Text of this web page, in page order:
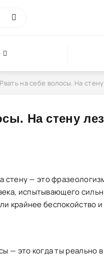
на себе волосы. На
На стену
стену — это
испытывающего
крайнее беспокойство и
— это когда ты реально